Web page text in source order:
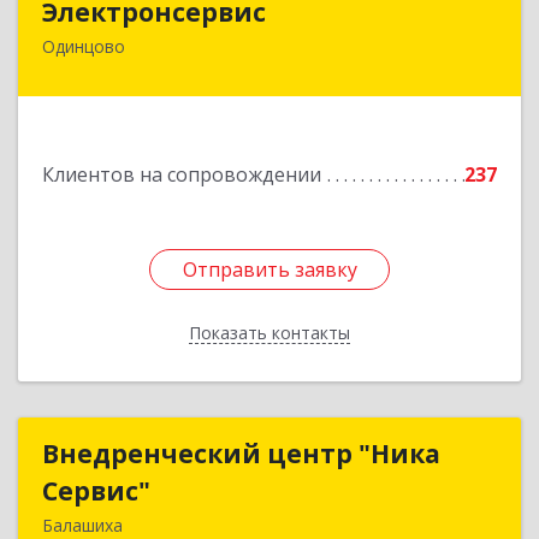
Электронсервис
Одинцово
Клиентов на сопровождении 237
Отправить заявку
Показать контакты
143050, Московская обл, Одинцовский р-н,
Подробнее
Отправить заявку
Назад
Внедренческий центр "Ника
Сервис"
Балашиха
Внедренческий центр "Ника